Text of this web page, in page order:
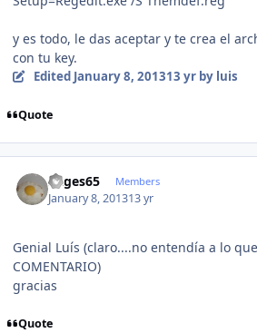
y es todo, le das aceptar y te crea el
con tu key.
Edited January 8, 201313 yrby luis
Quote
sitges65 Members
January 8, 201313 yr
Genial Luís (claro....no entendía a lo
COMENTARIO)
gracias
Quote